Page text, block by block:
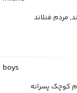
مردم فنلاند
کوچک پسرانه